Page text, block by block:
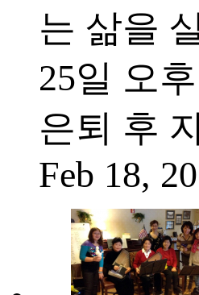
는 삶을
25일 오
은퇴 후
Feb 18,